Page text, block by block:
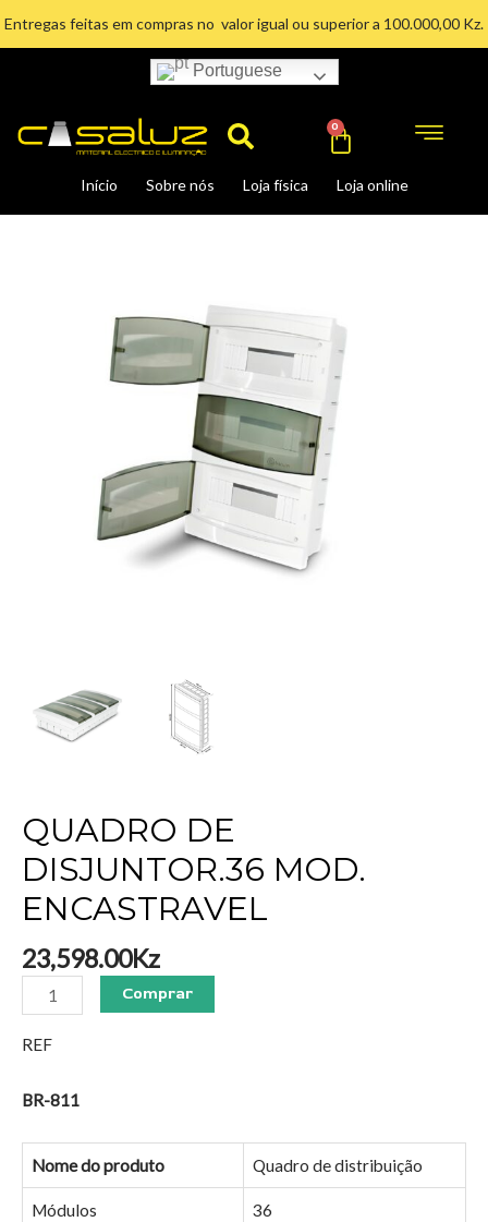
Entregas feitas em compras no valor igual ou superior a 100.000,00 Kz.
Portuguese
Search
Início Sobre nós Loja física Loja online
0 Cart
QUADRO DE
DISJUNTOR.36 MOD.
ENCASTRAVEL
23,598.00Kz
ENCASTRAVEL
Comprar
REF
BR-811
Nome do produto Quadro de distribuição
Módulos 36